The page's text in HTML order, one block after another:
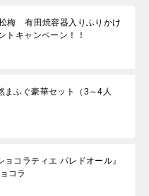
松梅 有田焼容器入りふりかけ
トキャンペーン！！
まふぐ豪華セット（3～4人
ョコラティエ パレドオール』
コラ